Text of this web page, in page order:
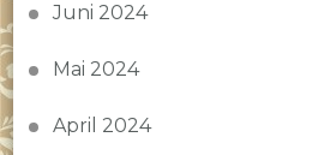
Juni 2024
Mai 2024
April 2024